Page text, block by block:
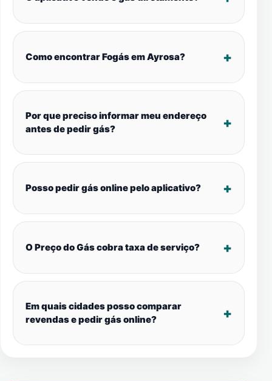
Como encontrar Fogás em Ayrosa?
Por que preciso informar meu endereço
antes de pedir gás?
Posso pedir gás online pelo aplicativo?
O Preço do Gás cobra taxa de serviço?
Em quais cidades posso comparar
revendas e pedir gás online?